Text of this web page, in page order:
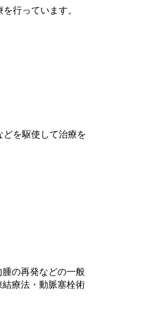
行っています。
を駆使して治療を
の再発などの一般
療法・動脈塞栓術